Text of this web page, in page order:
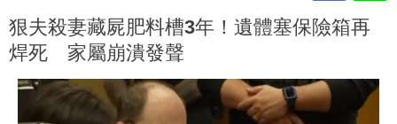
狠夫殺妻藏屍肥料槽3年！遺體塞保險箱再
焊死 家屬崩潰發聲